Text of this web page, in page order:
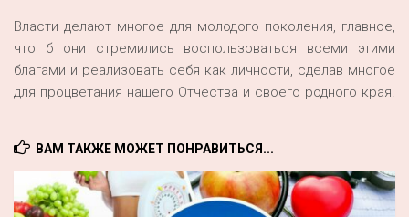
Власти делают многое для молодого поколения, главное,
что б они стремились воспользоваться всеми этими
благами и реализовать себя как личности, сделав многое
для процветания нашего Отчества и своего родного края.
ВАМ ТАКЖЕ МОЖЕТ ПОНРАВИТЬСЯ...